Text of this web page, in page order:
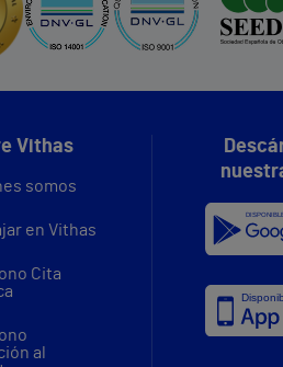
Vithas
somos
en Vithas
Cita
al